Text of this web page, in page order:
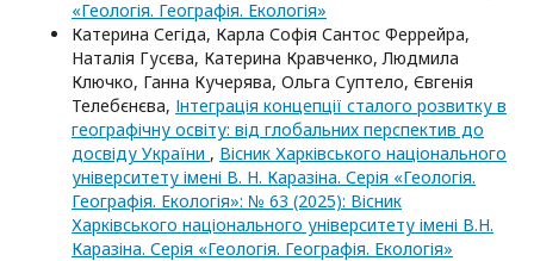
«Геологія. Географія. Екологія»
Катерина Сегіда, Карла Софія Сантос Феррейра,
Наталія Гусєва, Катерина Кравченко, Людмила
Ключко, Ганна Кучерява, Ольга Суптело, Євгенія
Телебєнєва, Інтеграція концепції сталого розвитку в
географічну освіту: від глобальних перспектив до
досвіду України , Вісник Харківського національного
університету імені В. Н. Каразіна. Серія «Геологія.
Географія. Екологія»: № 63 (2025): Вісник
Харківського національного університету імені В.Н.
Каразіна. Серія «Геологія. Географія. Екологія»